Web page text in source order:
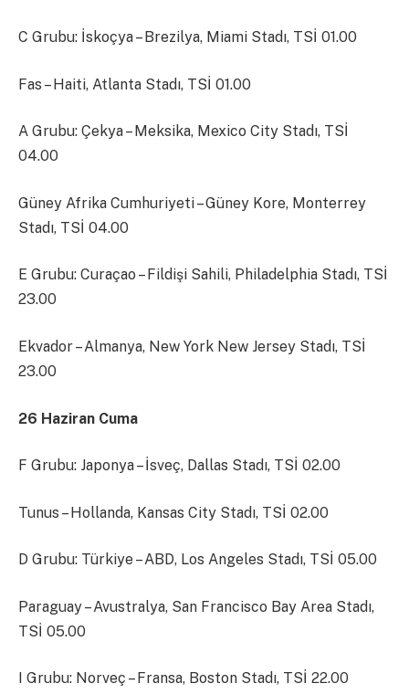
C Grubu: İskoçya – Brezilya, Miami Stadı, TSİ 01.00
Fas – Haiti, Atlanta Stadı, TSİ 01.00
A Grubu: Çekya – Meksika, Mexico City Stadı, TSİ
04.00
Güney Afrika Cumhuriyeti – Güney Kore, Monterrey
Stadı, TSİ 04.00
E Grubu: Curaçao – Fildişi Sahili, Philadelphia Stadı, TSİ
23.00
Ekvador – Almanya, New York New Jersey Stadı, TSİ
23.00
26 Haziran Cuma
F Grubu: Japonya – İsveç, Dallas Stadı, TSİ 02.00
Tunus – Hollanda, Kansas City Stadı, TSİ 02.00
D Grubu: Türkiye – ABD, Los Angeles Stadı, TSİ 05.00
Paraguay – Avustralya, San Francisco Bay Area Stadı,
TSİ 05.00
I Grubu: Norveç – Fransa, Boston Stadı, TSİ 22.00